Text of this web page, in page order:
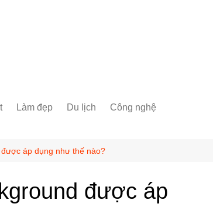
Làm đẹp Du lịch Công nghệ
áp dụng như thế nào?
được áp